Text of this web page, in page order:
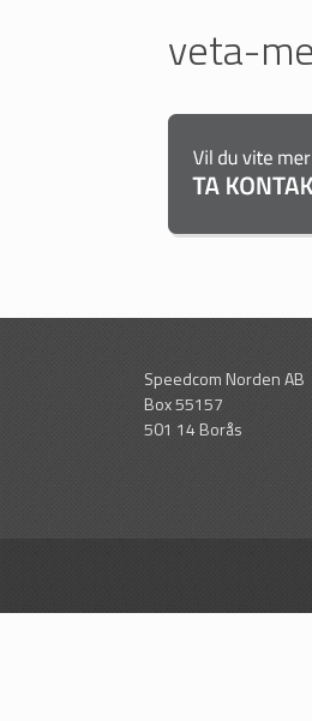
veta-
Speedcom Norden AB
Box 55157
501 14 Borås